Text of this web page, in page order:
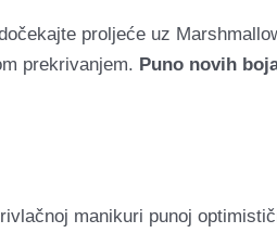
proljeće uz
prekrivanjem. Puno novih
manikuri punoj